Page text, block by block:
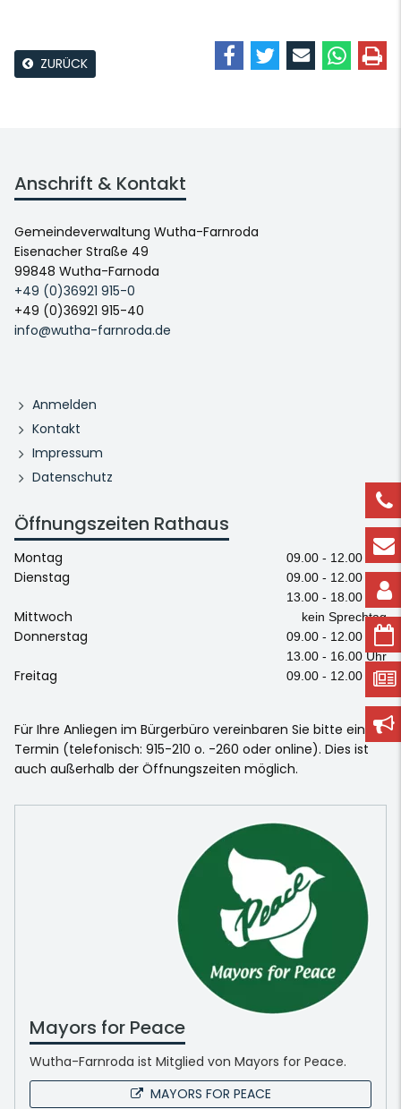
ZURÜCK
Anschrift & Kontakt
Gemeindeverwaltung Wutha-Farnroda
Eisenacher Straße 49
99848 Wutha-Farnoda
+49 (0)36921 915-0
+49 (0)36921 915-40
info@wutha-farnroda.de
Anmelden
Kontakt
Impressum
Datenschutz
Öffnungszeiten Rathaus
Montag 09.00 - 12.00 Uhr
Dienstag
09.00 - 12.00 Uhr
13.00 - 18.00 Uhr
Mittwoch kein Sprechtag
Donnerstag
09.00 - 12.00 Uhr
13.00 - 16.00 Uhr
Freitag 09.00 - 12.00 Uhr
Für Ihre Anliegen im Bürgerbüro vereinbaren Sie bitte einen
Termin (telefonisch: 915-210 o. -260 oder online). Dies ist
auch außerhalb der Öffnungszeiten möglich.
Mayors for Peace
Wutha-Farnroda ist Mitglied von Mayors for Peace.
MAYORS FOR PEACE